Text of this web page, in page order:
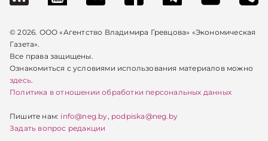
© 2026. ООО «Агентство Владимира Гревцова» «Экономическая
Газета».
Все права защищены.
Ознакомиться с условиями использования материалов можно
здесь.
Политика в отношении обработки персональных данных
Пишите нам: info@neg.by, podpiska@neg.by
Задать вопрос редакции